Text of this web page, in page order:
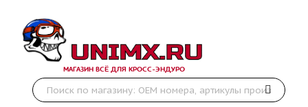
МАГАЗИН ВСЁ ДЛЯ КРОСС-ЭНДУРО